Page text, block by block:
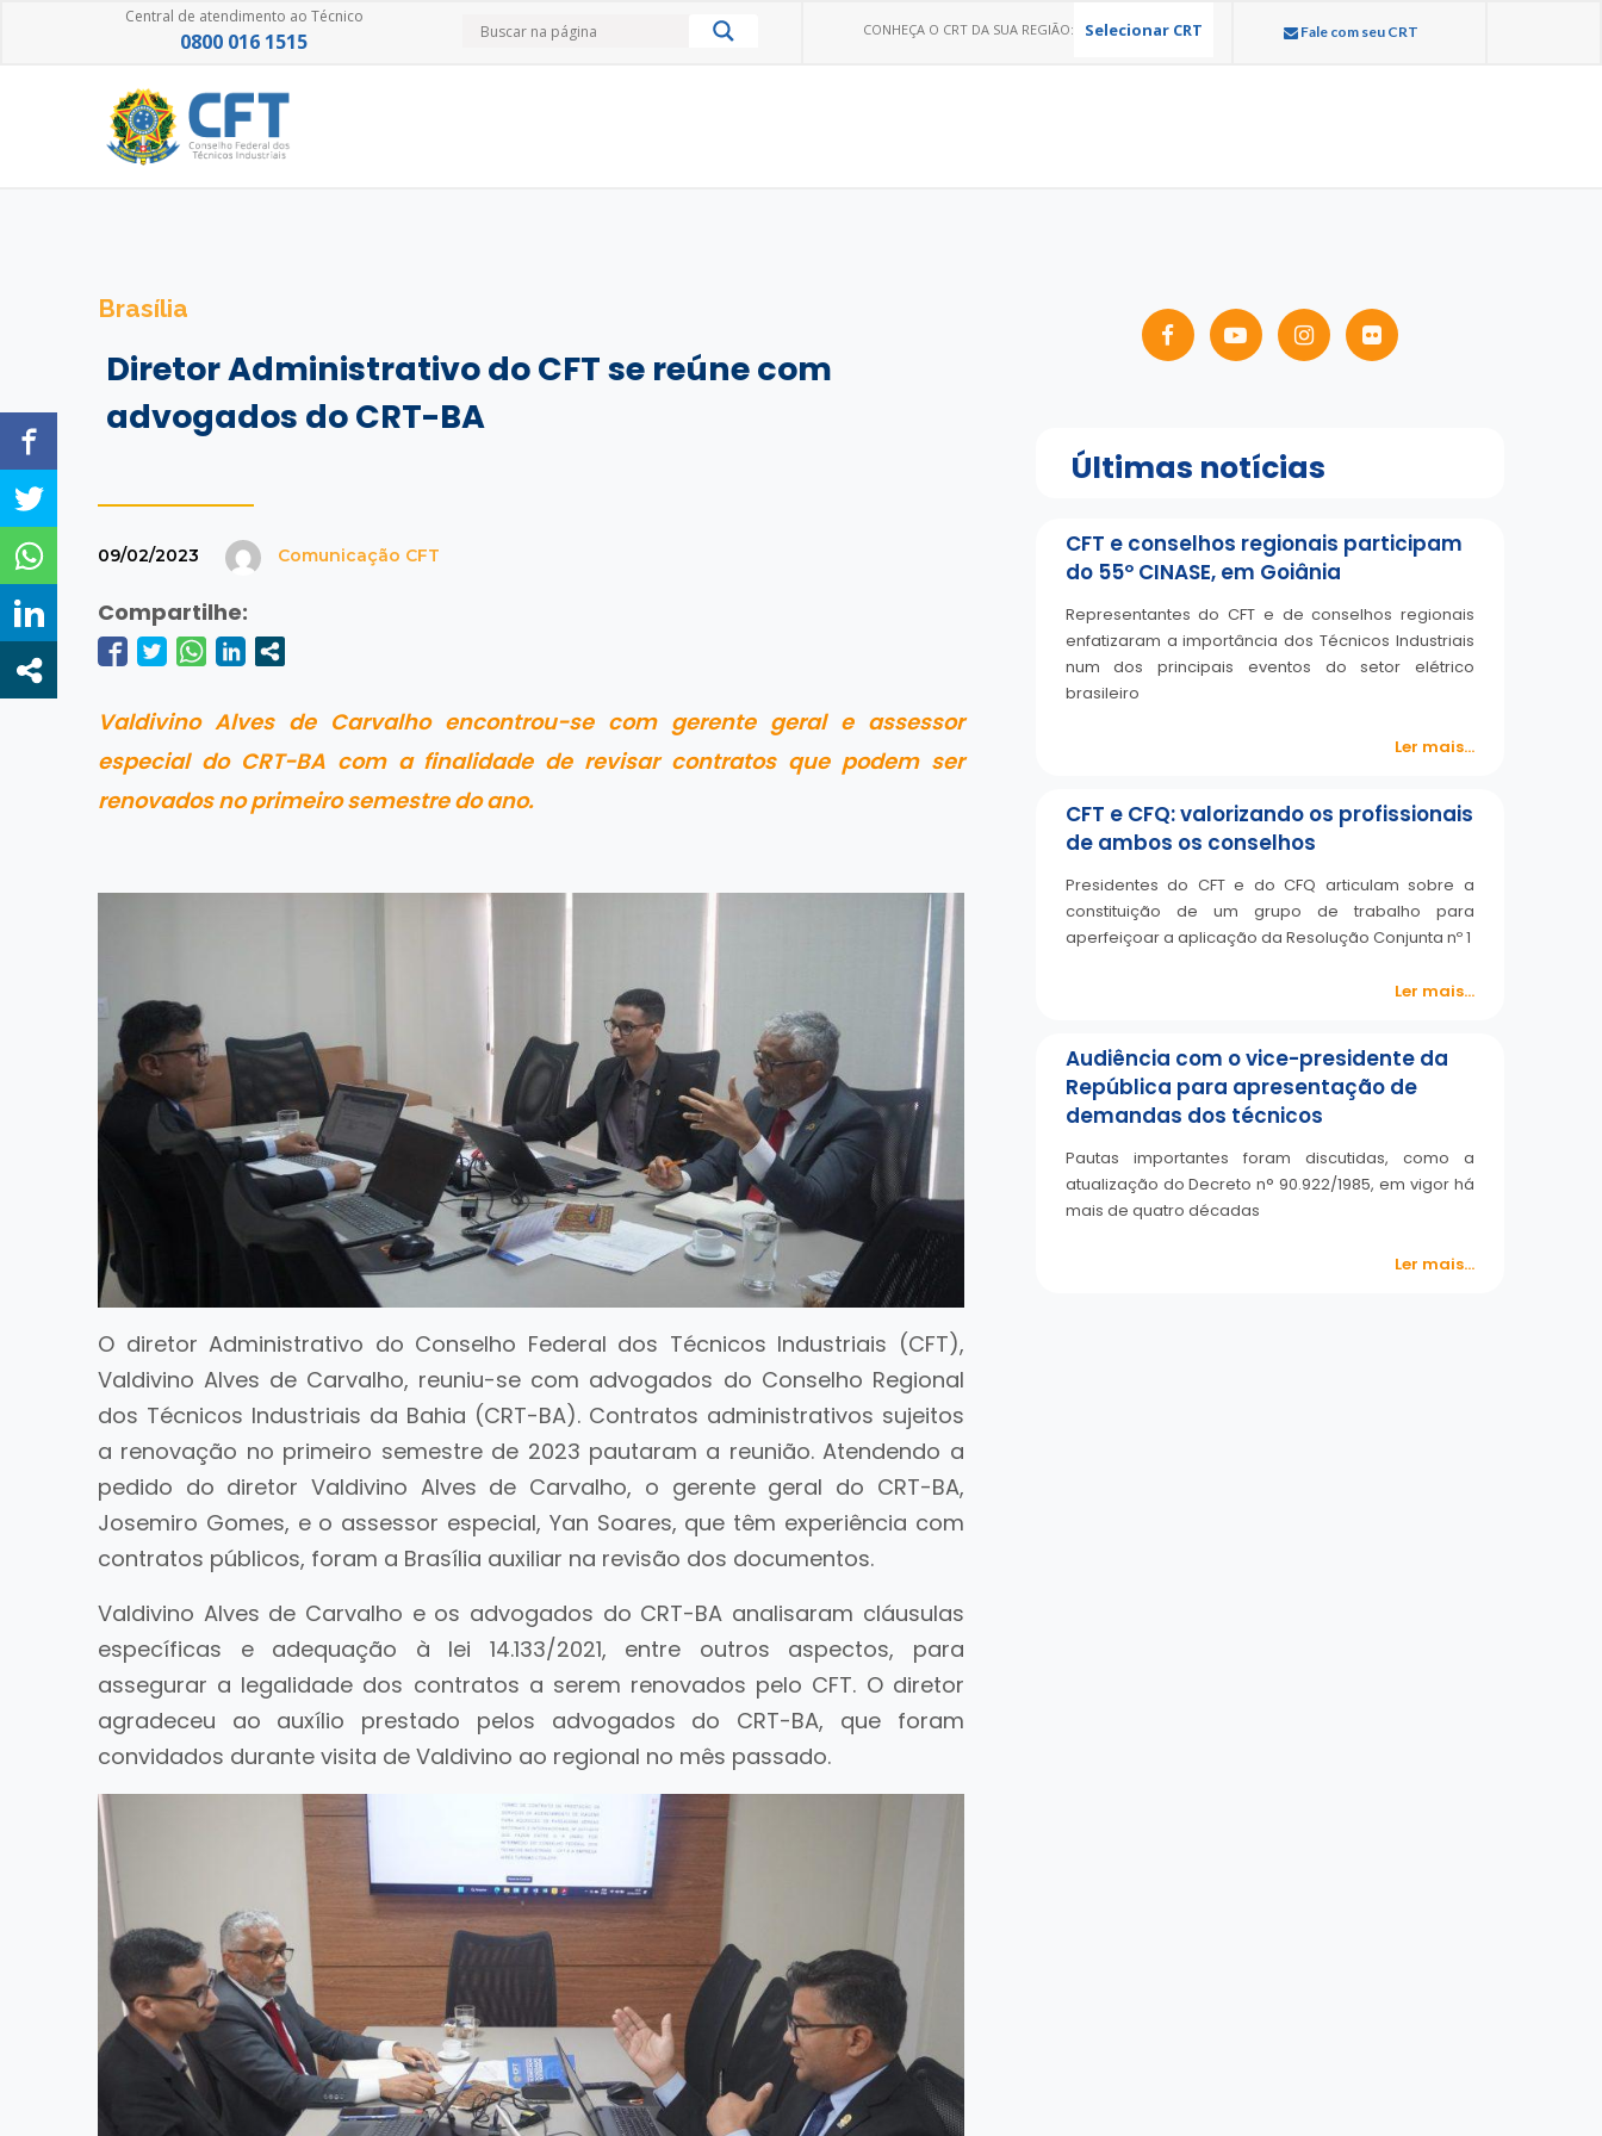
Central de atendimento ao Técnico
0800 016 1515 CONHEÇA O CRT DA SUA REGIÃO: Selecionar CRT Fale com seu CRT
Brasília
Diretor Administrativo do CFT se reúne com
advogados do CRT-BA
09/02/2023 Comunicação CFT
Compartilhe:
Valdivino Alves de Carvalho encontrou-se com gerente geral e assessor
especial do CRT-BA com a finalidade de revisar contratos que podem ser
renovados no primeiro semestre do ano.
O diretor Administrativo do Conselho Federal dos Técnicos Industriais (CFT),
Valdivino Alves de Carvalho, reuniu-se com advogados do Conselho Regional
dos Técnicos Industriais da Bahia (CRT-BA). Contratos administrativos sujeitos
a renovação no primeiro semestre de 2023 pautaram a reunião. Atendendo a
pedido do diretor Valdivino Alves de Carvalho, o gerente geral do CRT-BA,
Josemiro Gomes, e o assessor especial, Yan Soares, que têm experiência com
contratos públicos, foram a Brasília auxiliar na revisão dos documentos.
Valdivino Alves de Carvalho e os advogados do CRT-BA analisaram cláusulas
específicas e adequação à lei 14.133/2021, entre outros aspectos, para
assegurar a legalidade dos contratos a serem renovados pelo CFT. O diretor
agradeceu ao auxílio prestado pelos advogados do CRT-BA, que foram
convidados durante visita de Valdivino ao regional no mês passado.
Últimas notícias
CFT e conselhos regionais participam
do 55º CINASE, em Goiânia
Representantes do CFT e de conselhos regionais
enfatizaram a importância dos Técnicos Industriais
num dos principais eventos do setor elétrico
brasileiro
Ler mais...
CFT e CFQ: valorizando os profissionais
de ambos os conselhos
Presidentes do CFT e do CFQ articulam sobre a
constituição de um grupo de trabalho para
aperfeiçoar a aplicação da Resolução Conjunta nº 1
Ler mais...
Audiência com o vice-presidente da
República para apresentação de
demandas dos técnicos
Pautas importantes foram discutidas, como a
atualização do Decreto n° 90.922/1985, em vigor há
mais de quatro décadas
Ler mais...